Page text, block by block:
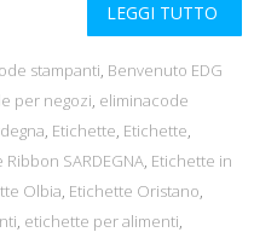
LEGGI TUTTO
stampanti, Benvenuto EDG
per negozi, eliminacode
, Etichette, Etichette,
SARDEGNA, Etichette in
Olbia, Etichette Oristano,
, etichette per alimenti,